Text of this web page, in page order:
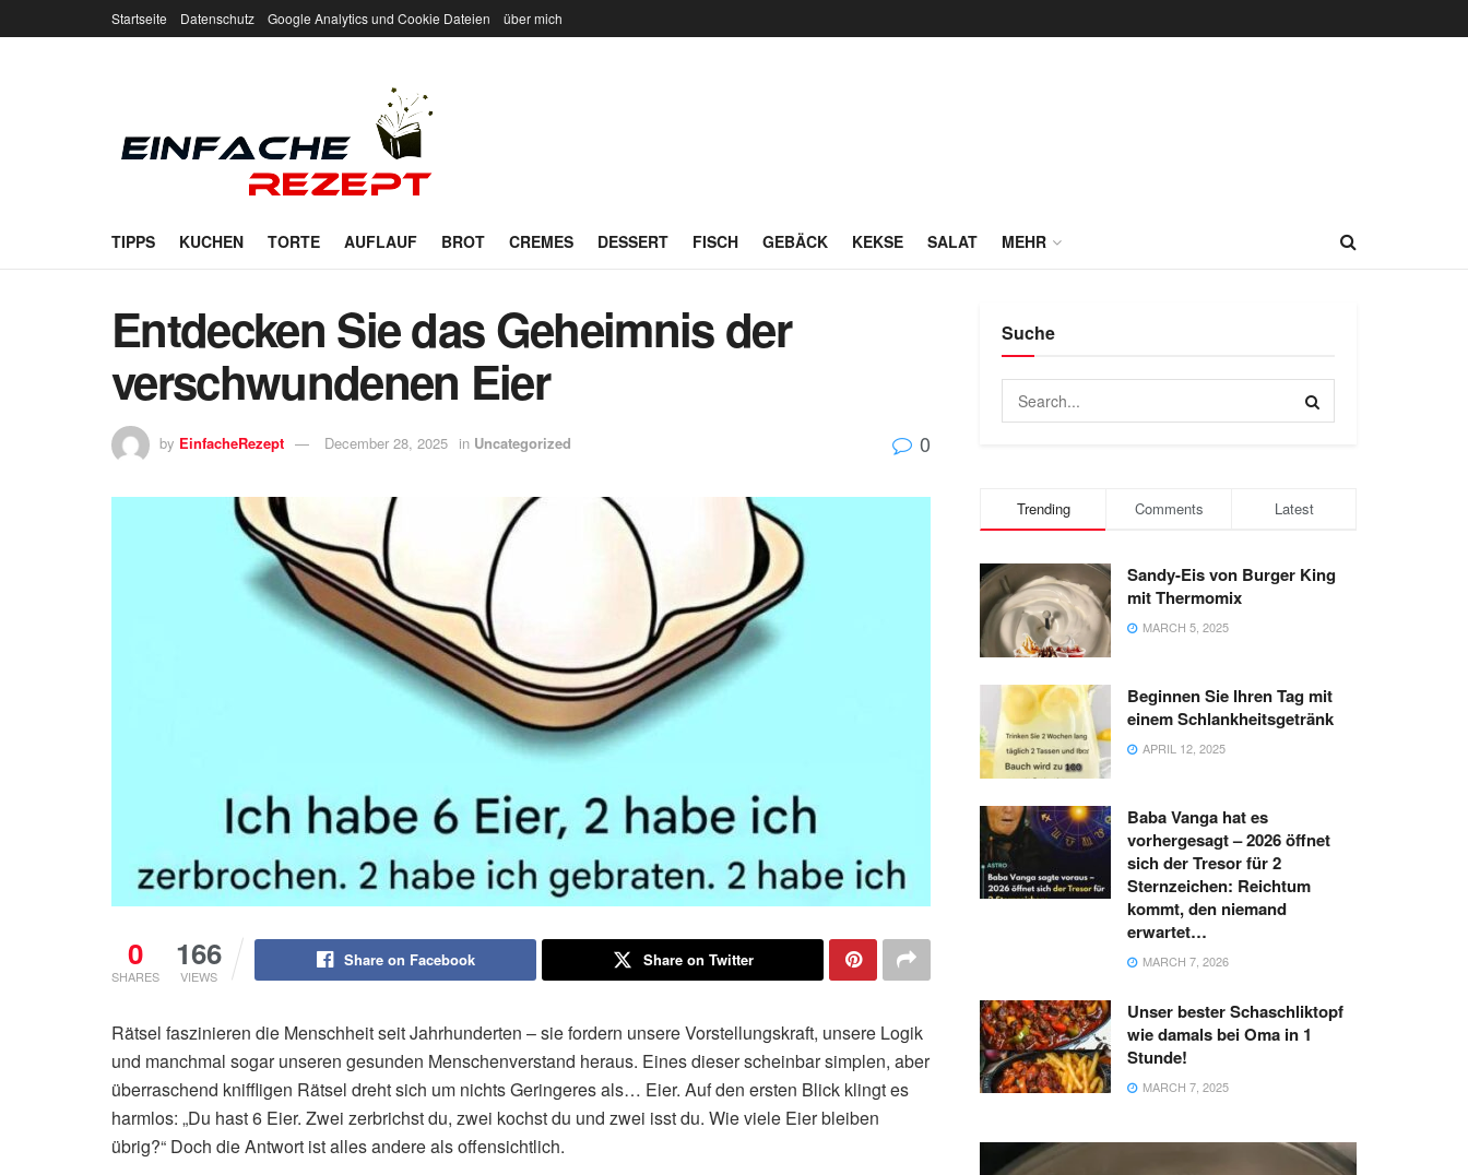
Startseite Datenschutz Google Analytics und Cookie Dateien über mich
TIPPS KUCHEN TORTE AUFLAUF BROT CREMES DESSERT FISCH GEBÄCK KEKSE SALAT MEHR
Entdecken Sie das Geheimnis der
verschwundenen Eier
by EinfacheRezept December 28, 2025 in Uncategorized 0
0
SHARES
166
VIEWS
Share on Facebook Share on Twitter
Rätsel faszinieren die Menschheit seit Jahrhunderten – sie fordern unsere Vorstellungskraft, unsere Logik
und manchmal sogar unseren gesunden Menschenverstand heraus. Eines dieser scheinbar simplen, aber
überraschend kniffligen Rätsel dreht sich um nichts Geringeres als… Eier. Auf den ersten Blick klingt es
harmlos: „Du hast 6 Eier. Zwei zerbrichst du, zwei kochst du und zwei isst du. Wie viele Eier bleiben
übrig?“ Doch die Antwort ist alles andere als offensichtlich.
Suche
Trending Comments Latest
Sandy-Eis von Burger King
mit Thermomix
MARCH 5, 2025
Beginnen Sie Ihren Tag mit
einem Schlankheitsgetränk
APRIL 12, 2025
Baba Vanga hat es
vorhergesagt – 2026 öffnet
sich der Tresor für 2
Sternzeichen: Reichtum
kommt, den niemand
erwartet…
MARCH 7, 2026
Unser bester Schaschliktopf
wie damals bei Oma in 1
Stunde!
MARCH 7, 2025